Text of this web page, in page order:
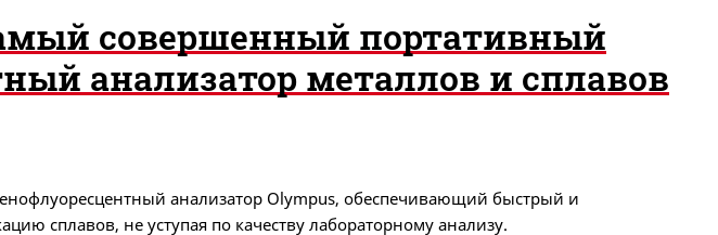
совершенный портативный
анализатор металлов и сплавов
анализатор Olympus, обеспечивающий быстрый и
сплавов, не уступая по качеству лабораторному анализу.